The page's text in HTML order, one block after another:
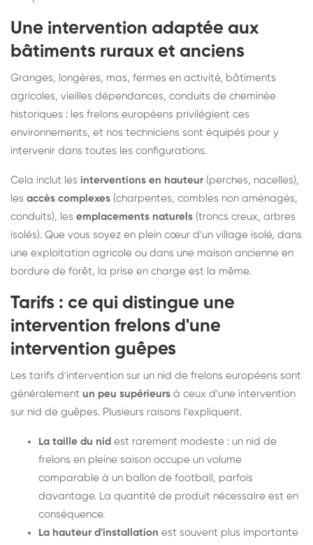
Une intervention adaptée aux
bâtiments ruraux et anciens
Granges, longères, mas, fermes en activité, bâtiments
agricoles, vieilles dépendances, conduits de cheminée
historiques : les frelons européens privilégient ces
environnements, et nos techniciens sont équipés pour y
intervenir dans toutes les configurations.
Cela inclut les interventions en hauteur (perches, nacelles),
les accès complexes (charpentes, combles non aménagés,
conduits), les emplacements naturels (troncs creux, arbres
isolés). Que vous soyez en plein cœur d'un village isolé, dans
une exploitation agricole ou dans une maison ancienne en
bordure de forêt, la prise en charge est la même.
Tarifs : ce qui distingue une
intervention frelons d'une
intervention guêpes
Les tarifs d'intervention sur un nid de frelons européens sont
généralement un peu supérieurs à ceux d'une intervention
sur nid de guêpes. Plusieurs raisons l'expliquent.
La taille du nid est rarement modeste : un nid de
frelons en pleine saison occupe un volume
comparable à un ballon de football, parfois
davantage. La quantité de produit nécessaire est en
conséquence.
La hauteur d'installation est souvent plus importante